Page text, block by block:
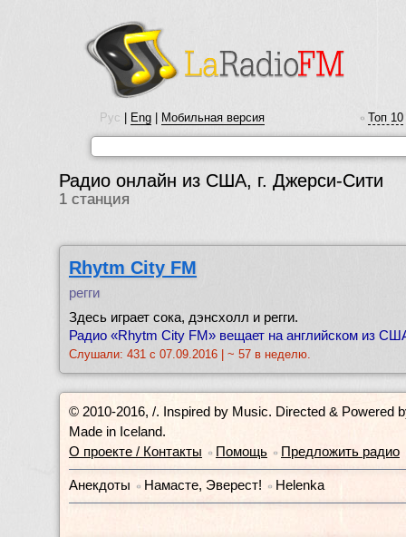
Рус Eng Мобильная версия
Радио онлайн из США, г. Джерси-Сити
1 станция
Rhytm City FM
регги
Здесь играет сока, дэнсхолл и регги.
Радио «Rhytm City FM» вещает на английском из
Слушали: 431 с 07.09.2016 | ~ 57 в неделю.
© 2010-2016, /.
Inspired by Music. Directed & Powered
Made in Iceland.
О проекте / Контакты • Помощь • Предложить радио
Анекдоты • Намасте, Эверест! • Helenka
• Топ 10